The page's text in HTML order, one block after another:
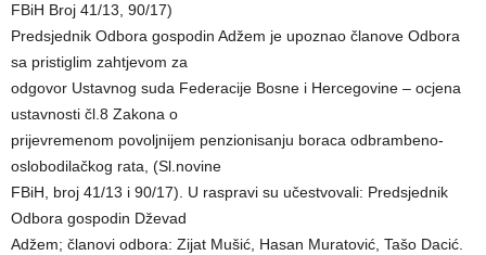
FBiH Broj 41/13, 90/17)
Predsjednik Odbora gospodin Adžem je upoznao članove Odbora
sa pristiglim zahtjevom za
odgovor Ustavnog suda Federacije Bosne i Hercegovine – ocjena
ustavnosti čl.8 Zakona o
prijevremenom povoljnijem penzionisanju boraca odbrambeno-
oslobodilačkog rata, (Sl.novine
FBiH, broj 41/13 i 90/17). U raspravi su učestvovali: Predsjednik
Odbora gospodin Dževad
Adžem; članovi odbora: Zijat Mušić, Hasan Muratović, Tašo Dacić.